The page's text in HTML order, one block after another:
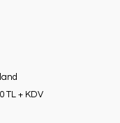
TL + KDV